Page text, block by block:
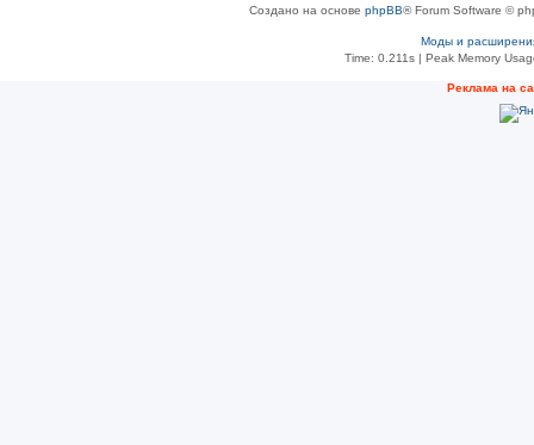
Создано на основе phpBB® Forum Software ©
Моды и
Time: 0.211s | Peak Memory
Рeклама на